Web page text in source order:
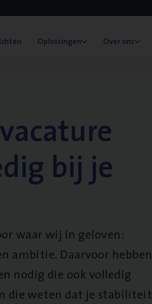
Oplossingen Over ons
bij je
waar wij in geloven:
ambitie. Daarvoor hebben
nodig die ook volledig
die weten dat je stabiliteit